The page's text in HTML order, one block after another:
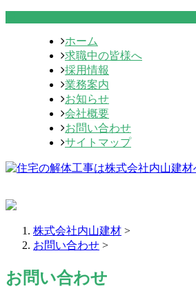
ホーム
求職中の皆様へ
採用情報
業務案内
お知らせ
会社概要
お問い合わせ
サイトマップ
株式会社内山建材 >
お問い合わせ >
お問い合わせ